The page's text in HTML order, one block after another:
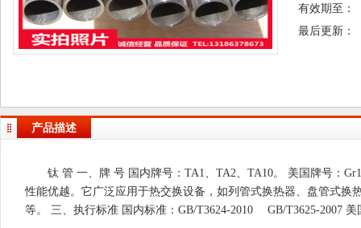
有效期至：
最后更新：
产品描述
钛 管 一、牌 号 国内牌号：TA1、TA2、TA10。 美国牌号：
性能优越。它广泛应用于热交换设备，如列管式换热器、盘管式换
等。 三、执行标准 国内标准：GB/T3624-2010 GB/T3625-2007 美